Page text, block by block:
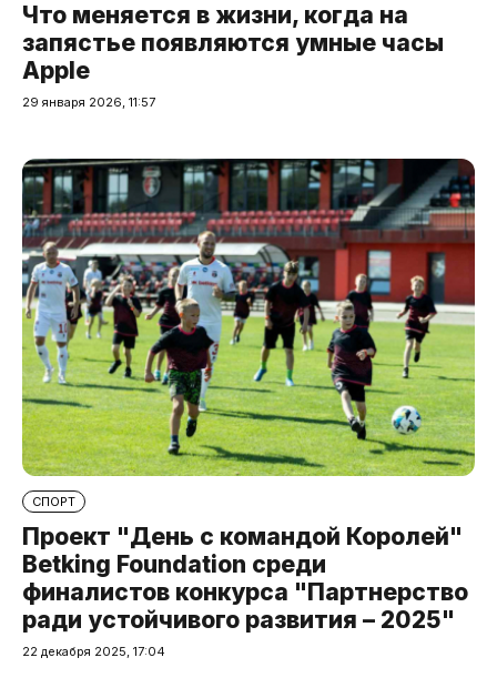
Что меняется в жизни, когда на
запястье появляются умные часы
Apple
29 января 2026, 11:57
СПОРТ
Проект "День с командой Королей"
Betking Foundation среди
финалистов конкурса "Партнерство
ради устойчивого развития – 2025"
22 декабря 2025, 17:04